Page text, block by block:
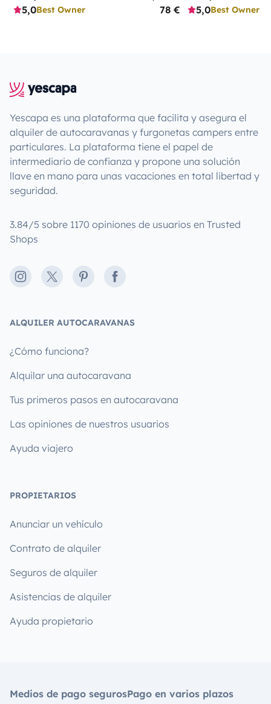
5,0Best Owner 78 €
5,0Best Owner
Yescapa es una plataforma que facilita y asegura el
alquiler de autocaravanas y furgonetas campers entre
particulares. La plataforma tiene el papel de
intermediario de confianza y propone una solución
llave en mano para unas vacaciones en total libertad y
seguridad.
3.84/5 sobre 1170 opiniones de usuarios en Trusted
Shops
Instagram
X PinterestFacebook
ALQUILER AUTOCARAVANAS
¿Cómo funciona?
Alquilar una autocaravana
Tus primeros pasos en autocaravana
Las opiniones de nuestros usuarios
Ayuda viajero
PROPIETARIOS
Anunciar un vehículo
Contrato de alquiler
Seguros de alquiler
Asistencias de alquiler
Ayuda propietario
Medios de pago segurosPago en varios plazos